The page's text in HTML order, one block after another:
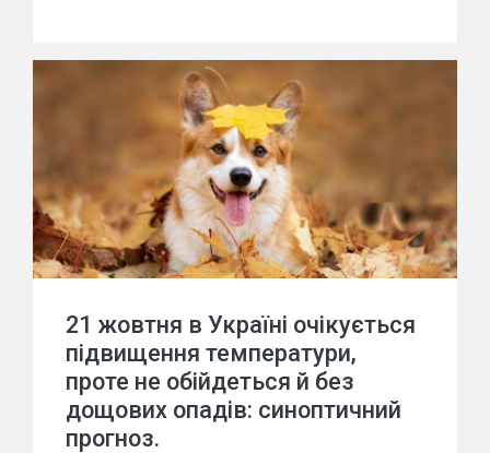
21 жовтня в Україні очікується
підвищення температури,
проте не обійдеться й без
дощових опадів: синоптичний
прогноз.